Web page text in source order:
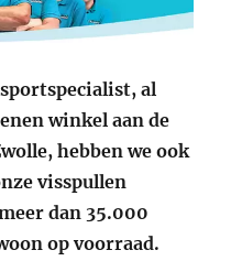
al
winkel aan de
hebben we ook
visspullen
dan 35.000
op voorraad.